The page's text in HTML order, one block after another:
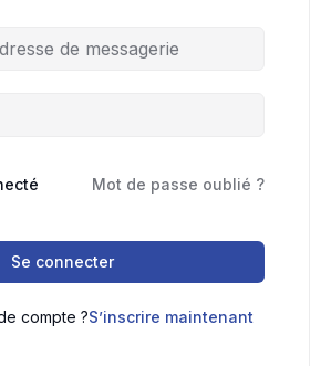
Mot de passe oublié ?
Se connecter
compte ?S’inscrire maintenant